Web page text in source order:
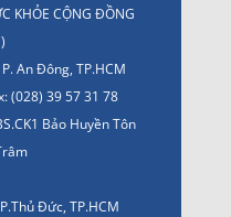
KHỎE CỘNG ĐỒNG
An Đông, TP.HCM
(028) 39 57 31 78
Bảo Huyền Tôn
Đức, TP.HCM